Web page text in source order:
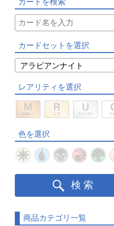
カードを検索
カードセットを選択
レアリティを選択
色を選択
検索
商品カテゴリ一覧